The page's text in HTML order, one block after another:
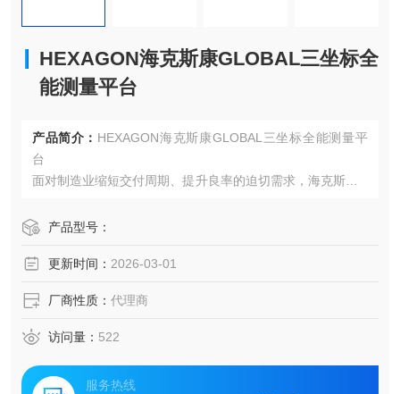
HEXAGON海克斯康GLOBAL三坐标全
能测量平台
产品简介： HEXAGON海克斯康GLOBAL三坐标全能测量平
台
面对制造业缩短交付周期、提升良率的迫切需求，海克斯康G
能包（Touch+/Scan+/Optics/Speed）精准解决不同测量场景
盖，助力企业降本增效。
产品型号：
更新时间： 2026-03-01
厂商性质： 代理商
访问量： 522
服务热线